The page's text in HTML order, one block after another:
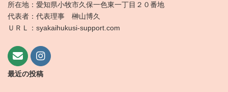
所在地：愛知県小牧市久保一色東一丁目２０番地
代表者：代表理事 榊山博久
ＵＲＬ：syakaihukusi-support.com
最近の投稿